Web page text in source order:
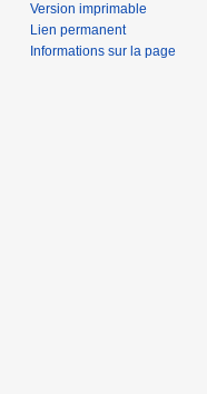
Version imprimable
Lien permanent
Informations sur la page